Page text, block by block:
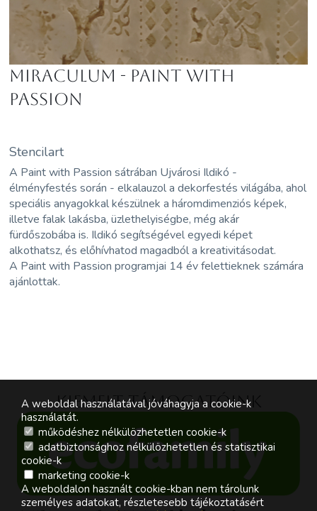
MIRACULUM - Paint with
Passion
Stencilart
A Paint with Passion sátrában Ujvárosi Ildikó -
élményfestés során - elkalauzol a dekorfestés világába, ahol
speciális anyagokkal készülnek a háromdimenziós képek,
illetve falak lakásba, üzlethelyiségbe, még akár
fürdőszobába is. Ildikó segítségével egyedi képet
alkothatsz, és előhívhatod magadból a kreativitásodat.
A Paint with Passion programjai 14 év felettieknek számára
ajánlottak.
Kiemelt támogatóink
A weboldal használatával jóváhagyja a cookie-k
használatát.
működéshez nélkülözhetetlen cookie-k
adatbiztonsághoz nélkülözhetetlen és statisztikai
cookie-k
marketing cookie-k
A weboldalon használt cookie-kban nem tárolunk
személyes adatokat, részletesebb tájékoztatásért